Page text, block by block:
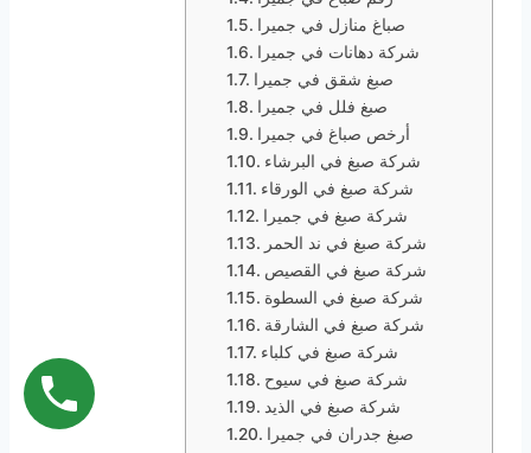
صباغ منازل في جميرا
شركة دهانات في جميرا
صبغ شقق في جميرا
صبغ فلل في جميرا
أرخص صباغ في جميرا
شركة صبغ في البرشاء
شركة صبغ في الورقاء
شركة صبغ في جميرا
شركة صبغ في ند الحمر
شركة صبغ في القصيص
شركة صبغ في السطوة
شركة صبغ في الشارقة
شركة صبغ في كلباء
شركة صبغ في سيوح
شركة صبغ في الذيد
صبغ جدران في جميرا